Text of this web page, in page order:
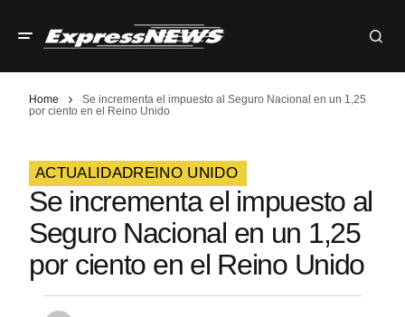
Home
Se incrementa el impuesto al Seguro Nacional en un 1,25
por ciento en el Reino Unido
ACTUALIDADREINO UNIDO
Se incrementa el impuesto al
Seguro Nacional en un 1,25
por ciento en el Reino Unido